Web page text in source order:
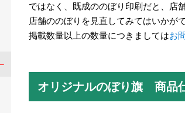
ではなく、既成ののぼり印刷だと、店
店舗ののぼりを見直してみてはいかが
掲載数量以上の数量につきましてはお
オリジナルのぼり旗 商品